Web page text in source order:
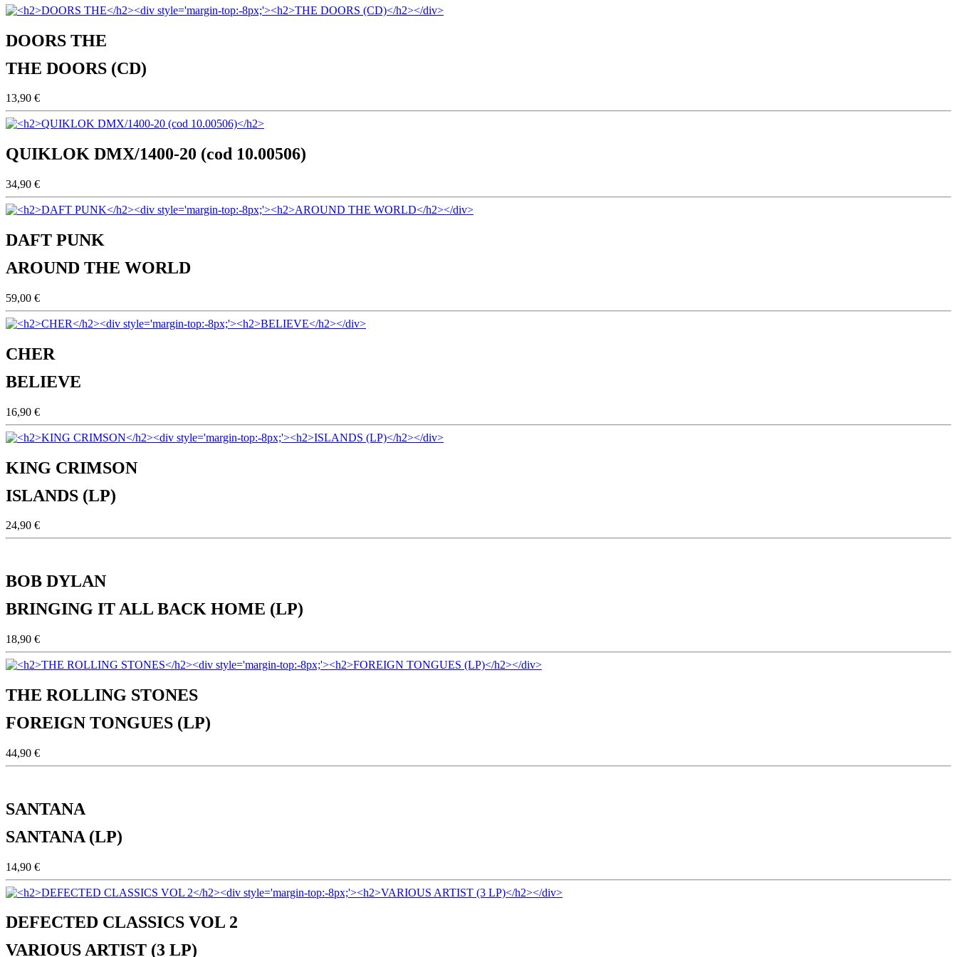
DOORS THE
THE DOORS (CD)
13,90 €
QUIKLOK DMX/1400-20 (cod 10.00506)
34,90 €
DAFT PUNK
AROUND THE WORLD
59,00 €
CHER
BELIEVE
16,90 €
KING CRIMSON
ISLANDS (LP)
24,90 €
BOB DYLAN
BRINGING IT ALL BACK HOME (LP)
18,90 €
THE ROLLING STONES
FOREIGN TONGUES (LP)
44,90 €
SANTANA
SANTANA (LP)
14,90 €
DEFECTED CLASSICS VOL 2
VARIOUS ARTIST (3 LP)